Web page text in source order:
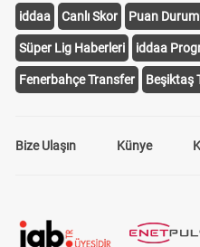
iddaa
Canlı Skor Puan
Süper Lig Haberleri iddaa
Fenerbahçe Transfer Beşiktaş
Bize Ulaşın Künye